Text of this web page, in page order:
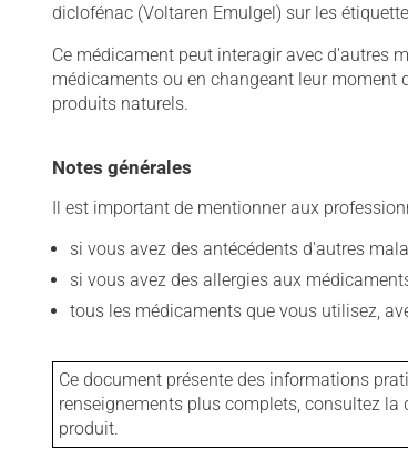
diclofénac (Voltaren Emulgel) sur les
Ce médicament peut interagir avec d'autres
médicaments ou en changeant leur moment
produits naturels.
Notes générales
Il est important de mentionner aux
si vous avez des antécédents d'autres
si vous avez des allergies aux
tous les médicaments que vous utilisez,
Ce document présente des informations
renseignements plus complets, consultez
produit.